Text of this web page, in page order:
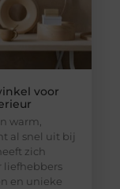
voor
warm,
al snel uit bij
zich
liefhebbers
en unieke